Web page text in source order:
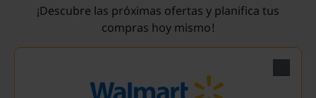
¡Descubre las próximas ofertas y planifica tus
compras hoy mismo!